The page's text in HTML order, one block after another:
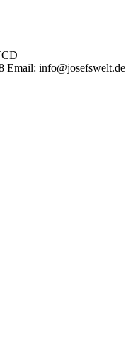
Email: info@josefswelt.de